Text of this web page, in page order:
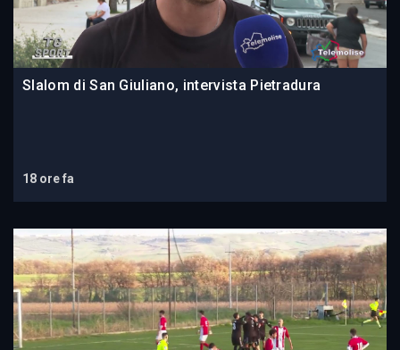
Slalom di San Giuliano, intervista Pietradura
18 ore fa